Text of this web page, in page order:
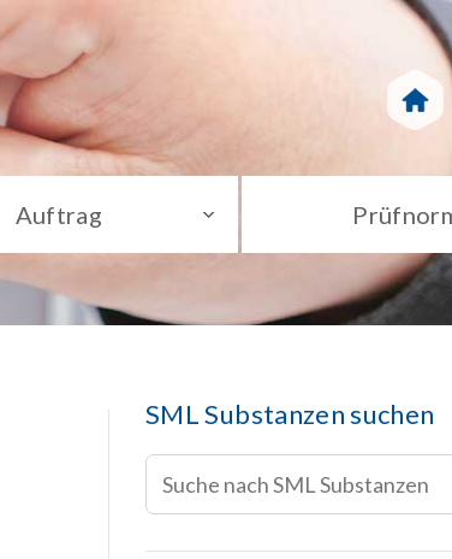
Auftrag
SML Substanzen suchen